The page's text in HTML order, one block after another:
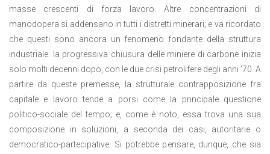
masse crescenti di forza lavoro. Altre concentrazioni di
manodopera si addensano in tutti i distretti minerari; e va ricordato
che questi sono ancora un fenomeno fondante della struttura
industriale: la progressiva chiusura delle miniere di carbone inizia
solo molti decenni dopo, con le due crisi petrolifere degli anni ’70. A
partire da queste premesse, la strutturale contrapposizione fra
capitale e lavoro tende a porsi come la principale questione
politico-sociale del tempo; e, come è noto, essa trova una sua
composizione in soluzioni, a seconda dei casi, autoritarie o
democratico-partecipative. Si potrebbe pensare, dunque, che sia